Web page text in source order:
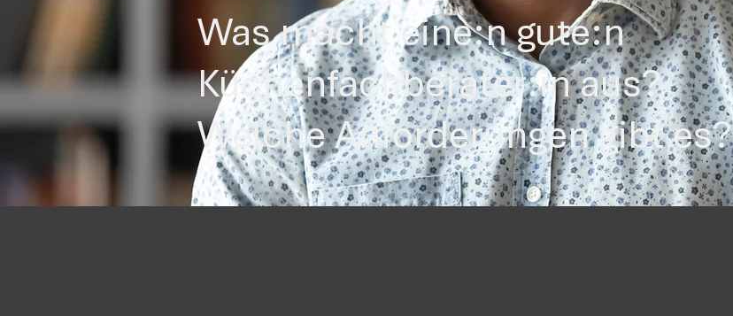
Was macht eine:n gute:n
Küchenfachberater:in aus?
Welche Anforderungen gibt es?